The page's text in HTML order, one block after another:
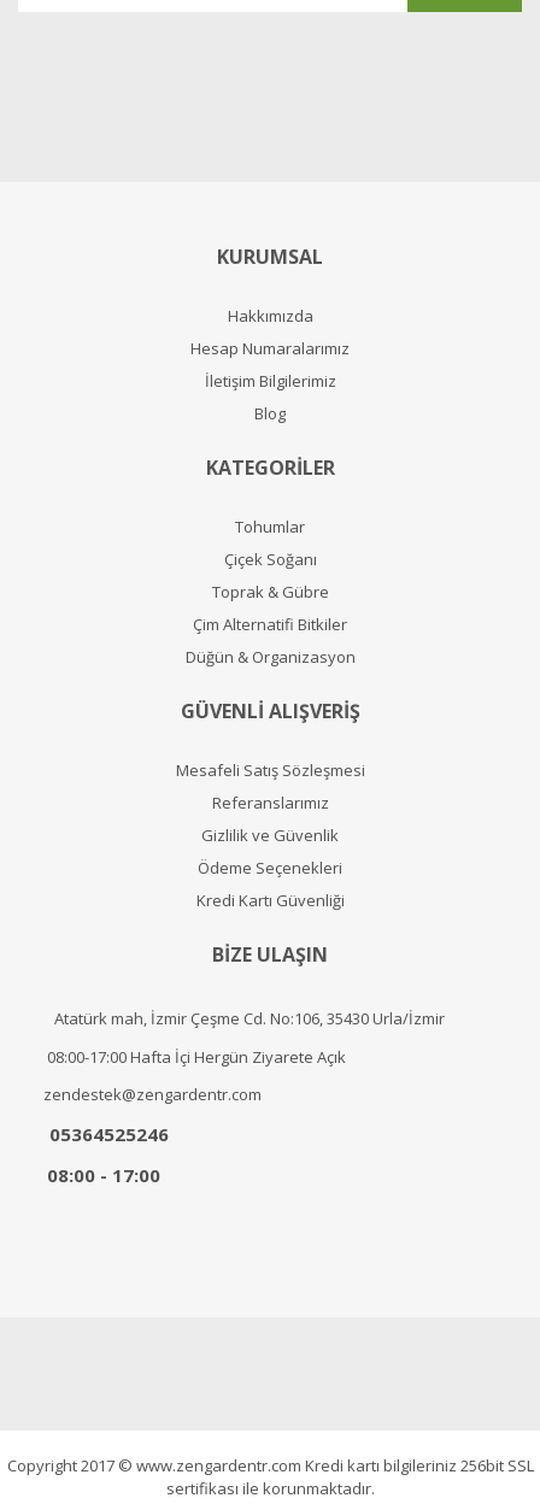
KURUMSAL
Hakkımızda
Hesap Numaralarımız
İletişim Bilgilerimiz
Blog
KATEGORİLER
Tohumlar
Çiçek Soğanı
Toprak & Gübre
Çim Alternatifi Bitkiler
Düğün & Organizasyon
GÜVENLİ ALIŞVERİŞ
Mesafeli Satış Sözleşmesi
Referanslarımız
Gizlilik ve Güvenlik
Ödeme Seçenekleri
Kredi Kartı Güvenliği
BİZE ULAŞIN
Atatürk mah, İzmir Çeşme Cd. No:106, 35430 Urla/İzmir
08:00-17:00 Hafta İçi Hergün Ziyarete Açık
zendestek@zengardentr.com
05364525246
08:00 - 17:00
Copyright 2017 © www.zengardentr.com Kredi kartı bilgileriniz 256bit SSL
sertifikası ile korunmaktadır.